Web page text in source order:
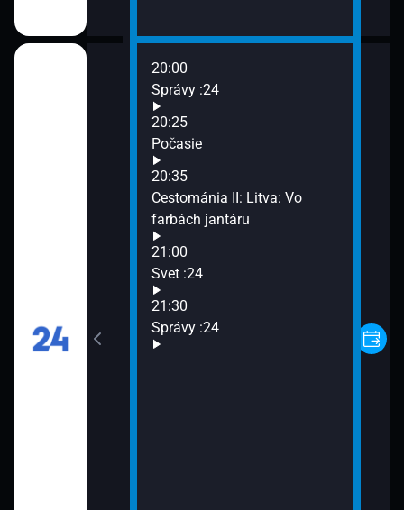
20:00
Správy :24
20:25
Počasie
20:35
Cestománia II: Litva: Vo
farbách jantáru
21:00
Svet :24
21:30
Správy :24